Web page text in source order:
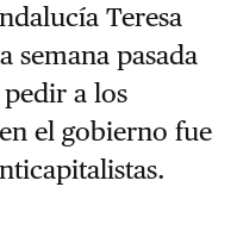
Teresa
semana pasada
a los
el gobierno fue